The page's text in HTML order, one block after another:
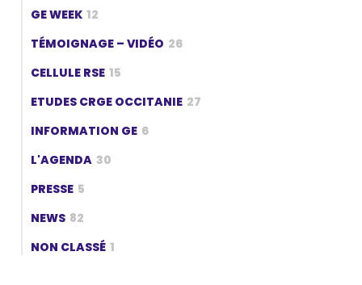
GE WEEK 12
TÉMOIGNAGE – VIDÉO 26
CELLULE RSE 15
ETUDES CRGE OCCITANIE 27
INFORMATION GE 6
L'AGENDA 30
PRESSE 5
NEWS 82
NON CLASSÉ 1